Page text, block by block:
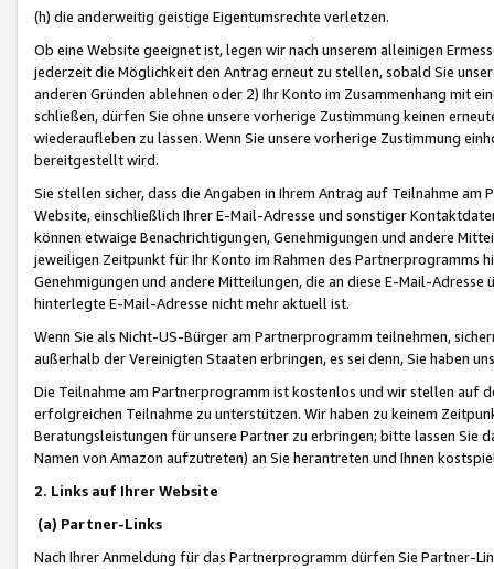
(h) die anderweitig geistige Eigentumsrechte verletzen.
Ob eine Website geeignet ist, legen wir nach unserem alleinigen
jederzeit die Möglichkeit den Antrag erneut zu stellen, sobald Sie
anderen Gründen ablehnen oder 2) Ihr Konto im Zusammenhang mit
schließen, dürfen Sie ohne unsere vorherige Zustimmung keinen
wiederaufleben zu lassen. Wenn Sie unsere vorherige Zustimmung
bereitgestellt wird.
Sie stellen sicher, dass die Angaben in Ihrem Antrag auf Teilnahme
Website, einschließlich Ihrer E-Mail-Adresse und sonstiger
können etwaige Benachrichtigungen, Genehmigungen und andere
jeweiligen Zeitpunkt für Ihr Konto im Rahmen des Partnerprogramms
Genehmigungen und andere Mitteilungen, die an diese E-Mail-
hinterlegte E-Mail-Adresse nicht mehr aktuell ist.
Wenn Sie als Nicht-US-Bürger am Partnerprogramm teilnehmen,
außerhalb der Vereinigten Staaten erbringen, es sei denn, Sie haben
Die Teilnahme am Partnerprogramm ist kostenlos und wir stellen auf
erfolgreichen Teilnahme zu unterstützen. Wir haben zu keinem
Beratungsleistungen für unsere Partner zu erbringen; bitte lassen Sie
Namen von Amazon aufzutreten) an Sie herantreten und Ihnen
2. Links auf Ihrer Website
(a) Partner-Links
Nach Ihrer Anmeldung für das Partnerprogramm dürfen Sie Partner-